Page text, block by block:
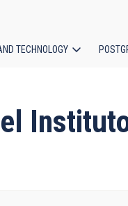
TECHNOLOGY